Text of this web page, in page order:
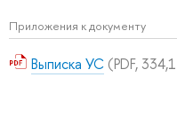
Приложения к документу
Выписка УС (PDF,